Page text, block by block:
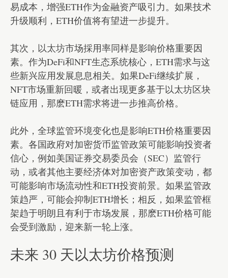
易成本，增强ETH作为金融资产吸引力。如果技术
升级顺利，ETH价值将有望进一步提升。
其次， 以太坊市场採用率同样是影响价格重要因
素。作为DeFi和NFT生态系统核心，ETH需求与这
些新兴应用发展息息相关。如果DeFi继续扩展，
NFT市场重新回暖，或者出现更多基于以太坊区块
链应用，那麽ETH需求将进一步推高价格。
此外，全球监管环境变化也是影响ETH价格重要因
素。各国政府对加密货币监管政策可能影响投资者
信心，例如美国证券交易委员会（SEC）监管行
动，或者其他主要经济体对加密资产政策变动，都
可能影响市场流动性和ETH投资前景。如果监管政
策趋严，可能会抑制ETH增长；相反，如果监管框
架趋于明朗且有利于市场发展，那麽ETH价格可能
会受到激励，迎来新一轮上涨。
未来 30 天以太坊价格预测